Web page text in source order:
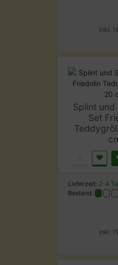
inkl.
Splint und
Set
Lieferzeit: 2-4
Bestand:
inkl.